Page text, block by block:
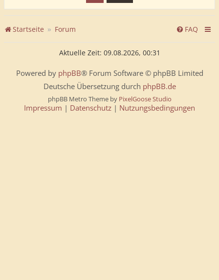
Startseite Forum FAQ
Aktuelle Zeit: 09.08.2026, 00:31
Powered by phpBB® Forum Software © phpBB Limited
Deutsche Übersetzung durch phpBB.de
phpBB Metro Theme by PixelGoose Studio
Impressum | Datenschutz | Nutzungsbedingungen